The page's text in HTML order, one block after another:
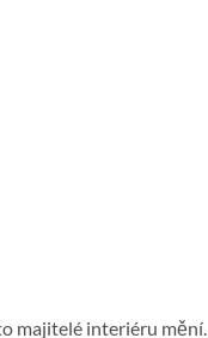
majitelé interiéru mění.